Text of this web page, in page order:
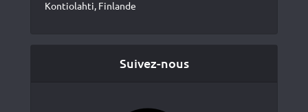
Kontiolahti, Finlande
Suivez-nous